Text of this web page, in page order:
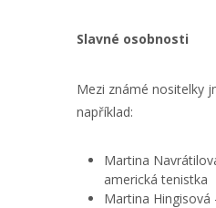
Slavné osobnosti
Mezi známé nositelky
například:
Martina
americká tenistka
Martina Hingisová